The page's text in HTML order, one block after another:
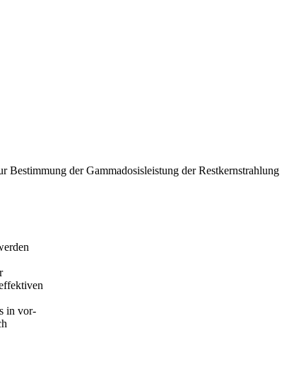
Bestimmung der Gammadosisleistung der Restkernstrahlung
in vor-